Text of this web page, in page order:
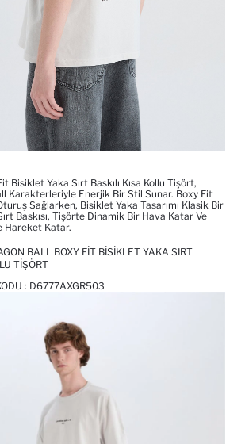
Bisiklet Yaka Sırt Baskılı Kısa Kollu Tişört,
Karakterleriyle Enerjik Bir Stil Sunar. Boxy Fit
Sağlarken, Bisiklet Yaka Tasarımı Klasik Bir
Baskısı, Tişörte Dinamik Bir Hava Katar Ve
Hareket Katar.
BALL BOXY FIT BISIKLET YAKA SIRT
TIŞÖRT
: D6777AXGR503